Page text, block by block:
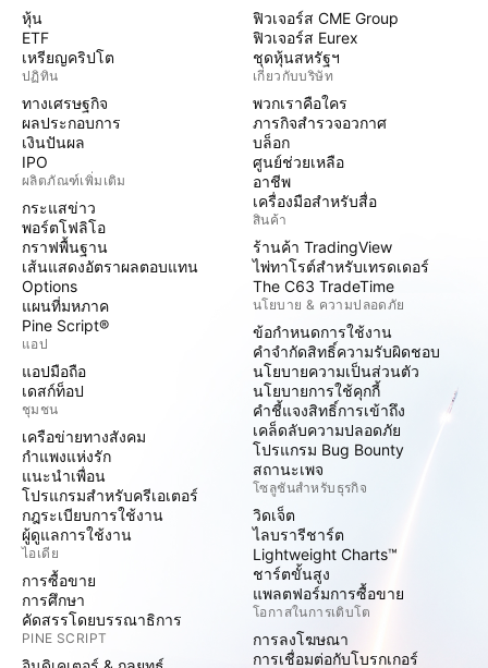
หุ้น
ETF
เหรียญคริปโต
ปฏิทิน
ทางเศรษฐกิจ
ผลประกอบการ
เงินปันผล
IPO
ผลิตภัณฑ์เพิ่มเติม
กระแสข่าว
พอร์ตโฟลิโอ
กราฟพื้นฐาน
เส้นแสดงอัตราผลตอบแทน
Options
แผนที่มหภาค
Pine Script®
แอป
แอปมือถือ
เดสก์ท็อป
ชุมชน
เครือข่ายทางสังคม
กำแพงแห่งรัก
แนะนำเพื่อน
โปรแกรมสำหรับครีเอเตอร์
กฎระเบียบการใช้งาน
ผู้ดูแลการใช้งาน
ไอเดีย
การซื้อขาย
การศึกษา
คัดสรรโดยบรรณาธิการ
PINE SCRIPT
ฟิวเจอร์ส CME Group
ฟิวเจอร์ส Eurex
ชุดหุ้นสหรัฐฯ
เกี่ยวกับบริษัท
พวกเราคือใคร
ภารกิจสำรวจอวกาศ
บล็อก
ศูนย์ช่วยเหลือ
อาชีพ
เครื่องมือสำหรับสื่อ
สินค้า
ร้านค้า TradingView
ไพ่ทาโรต์สำหรับเทรดเดอร์
The C63 TradeTime
นโยบาย & ความปลอดภัย
ข้อกำหนดการใช้งาน
คำจำกัดสิทธิ์ความรับผิดชอบ
นโยบายความเป็นส่วนตัว
นโยบายการใช้คุกกี้
คำชี้แจงสิทธิ์การเข้าถึง
เคล็ดลับความปลอดภัย
โปรแกรม Bug Bounty
สถานะเพจ
โซลูชันสำหรับธุรกิจ
วิดเจ็ต
ไลบรารีชาร์ต
Lightweight Charts™
ชาร์ตขั้นสูง
แพลตฟอร์มการซื้อขาย
โอกาสในการเติบโต
การลงโฆษณา
การเชื่อมต่อกับโบรกเกอร์